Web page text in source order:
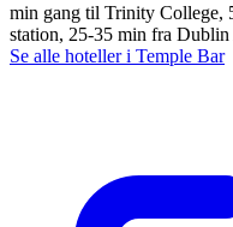
min gang til Trinity College,
station, 25-35 min fra
Se alle hoteller i Temple Bar